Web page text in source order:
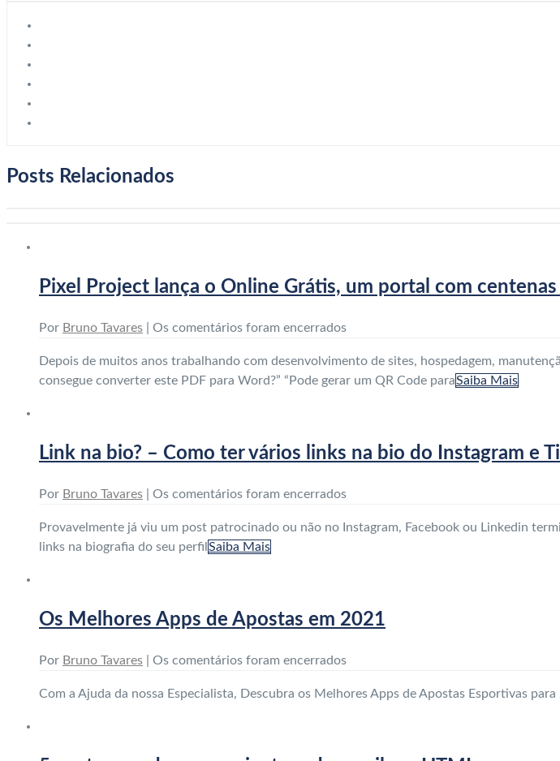
Posts Relacionados
Pixel Project lança o Online Grátis, um portal com
Por Bruno Tavares Os comentários foram encerrados
Depois de muitos anos trabalhando com desenvolvimento de sites, hospedagem,
consegue converter este PDF para Word?” “Pode gerar um QR Code paraSaiba Mais
Link na bio? – Como ter vários links na bio do Instagram e
Por Bruno Tavares Os comentários foram encerrados
Provavelmente já viu um post patrocinado ou não no Instagram, Facebook ou Linkedin
links na biografia do seu perfil Saiba Mais
Os Melhores Apps de Apostas em 2021
Por Bruno Tavares Os comentários foram encerrados
Com a Ajuda da nossa Especialista, Descubra os Melhores Apps de Apostas Esportivas para